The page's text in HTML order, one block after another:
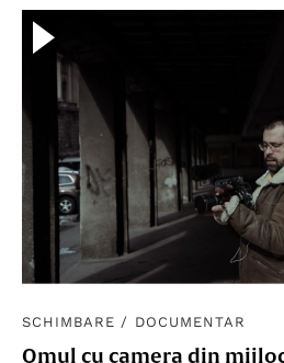
SCHIMBARE / DOCUMENTAR
Omul cu camera din